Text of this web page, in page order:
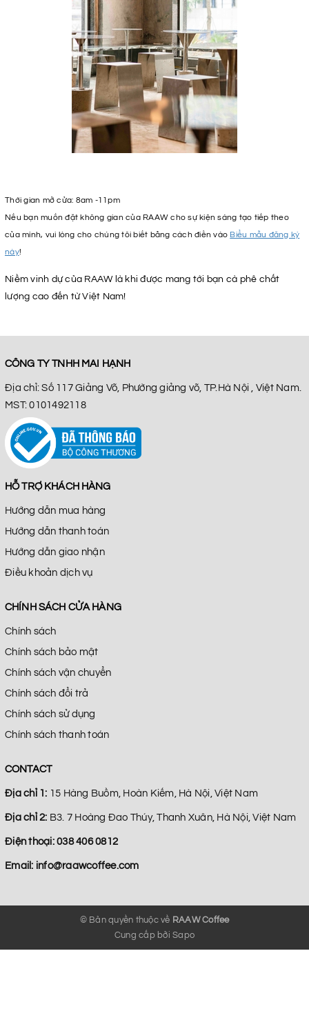
Thời gian mở cửa: 8am -11pm
Nếu bạn muốn đặt không gian của RAAW cho sự kiện sáng tạo tiếp theo
của mình, vui lòng cho chúng tôi biết bằng cách điền vào Biểu mẫu đăng ký
này!
Niềm vinh dự của RAAW là khi được mang tới bạn cà phê chất
lượng cao đến từ Việt Nam!
CÔNG TY TNHH MAI HẠNH
Địa chỉ: Số 117 Giảng Võ, Phường giảng võ, TP.Hà Nội , Việt Nam.
MST: 0101492118
HỖ TRỢ KHÁCH HÀNG
Hướng dẫn mua hàng
Hướng dẫn thanh toán
Hướng dẫn giao nhận
Điều khoản dịch vụ
CHÍNH SÁCH CỬA HÀNG
Chính sách
Chính sách bảo mật
Chính sách vận chuyển
Chính sách đổi trả
Chính sách sử dụng
Chính sách thanh toán
CONTACT
Địa chỉ 1: 15 Hàng Buồm, Hoàn Kiếm, Hà Nội, Việt Nam
Địa chỉ 2: B3. 7 Hoàng Đao Thúy, Thanh Xuân, Hà Nội, Việt Nam
Điện thoại: 038 406 0812
Email: info@raawcoffee.com
© Bản quyền thuộc về RAAW Coffee
Cung cấp bởiSapo